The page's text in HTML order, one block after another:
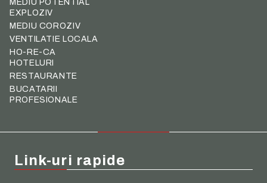
MEDIU POTENTIAL
EXPLOZIV
MEDIU COROZIV
VENTILATIE LOCALA
HO-RE-CA
HOTELURI
RESTAURANTE
BUCATARII
PROFESIONALE
Link-uri rapide